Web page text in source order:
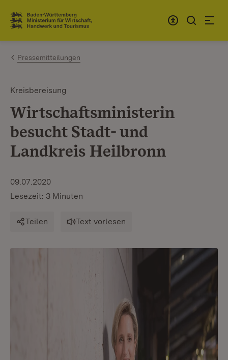
Zum Inhalt springen
Link zur Startseite
Pressemitteilungen
Kreisbereisung
Wirtschaftsministerin
besucht Stadt- und
Landkreis Heilbronn
09.07.2020
Lesezeit: 3 Minuten
Teilen Text vorlesen